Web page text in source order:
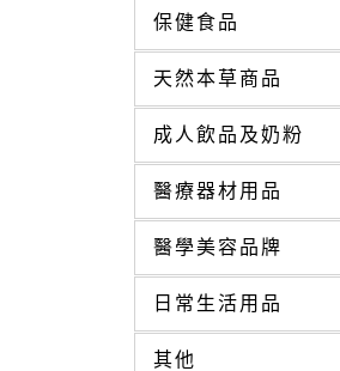
保健食品
天然本草商品
成人飲品及奶粉
醫療器材用品
醫學美容品牌
日常生活用品
其他